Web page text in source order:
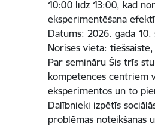
10:00 līdz 13:00, kad
eksperimentēšana
Datums: 2026. gada 10.
Norises vieta:
Par semināru Šis trīs
kompetences centriem
eksperimentos un to
Dalībnieki izpētīs
problēmas noteikšanas